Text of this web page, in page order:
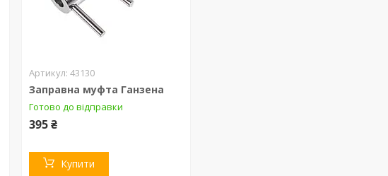
43130
Заправна муфта Ганзена
Готово до відправки
395 ₴
Купити